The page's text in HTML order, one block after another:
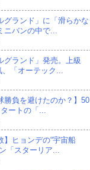
グランド」に「滑らかな
ニバンの中で...
グランド」発売。上級
、「オーテック...
勝負を避けたのか？】50
ートの「...
】ヒョンデの“宇宙船
「スターリア...